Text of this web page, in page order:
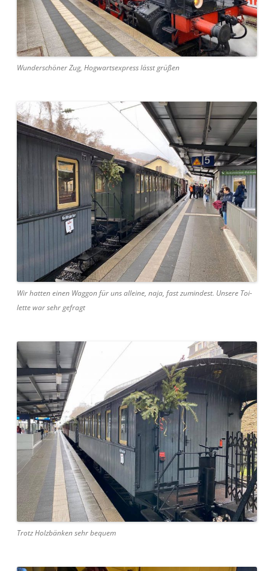
Wun­der­schön­er Zug, Hog­wart­sex­press lässt grüßen
Wir hat­ten einen Wag­gon für uns alleine, naja, fast zumin­d­est. Unsere Toi­
lette war sehr gefragt
Trotz Holzbänken sehr bequem